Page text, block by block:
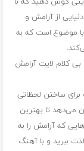
از آرامش و
موضوع است که به
بی کلام لایت آرامش
ساختن لحظاتی
می‌دهد تا بهترین
که آرامش را به
ببرید و با آهنگ